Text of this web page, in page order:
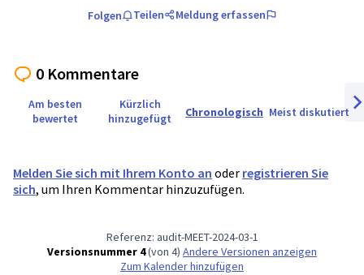
Folgen Teilen Meldung erfassen
0 Kommentare
Am besten
bewertet
Kürzlich
hinzugefügt
Chronologisch Meist diskutiert
Melden Sie sich mit Ihrem Konto an oder registrieren Sie
sich, um Ihren Kommentar hinzuzufügen.
Referenz: audit-MEET-2024-03-1
Versionsnummer 4(von 4)
Andere Versionen anzeigen
Zum Kalender hinzufügen